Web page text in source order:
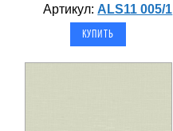
Артикул: ALS11 005/1